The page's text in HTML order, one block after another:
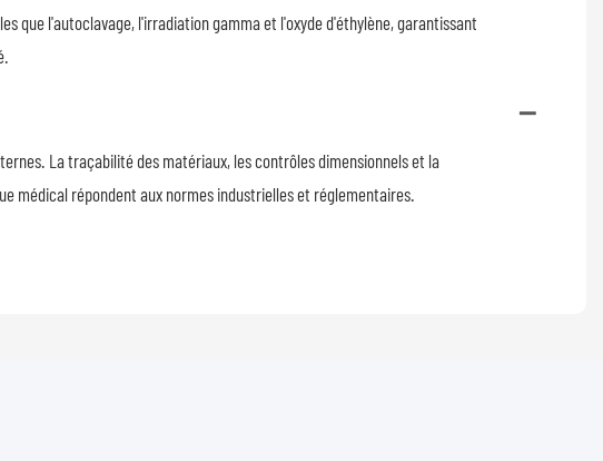
que l'autoclavage, l'irradiation gamma et l'oxyde d'éthylène, garantissant
La traçabilité des matériaux, les contrôles dimensionnels et la
médical répondent aux normes industrielles et réglementaires.